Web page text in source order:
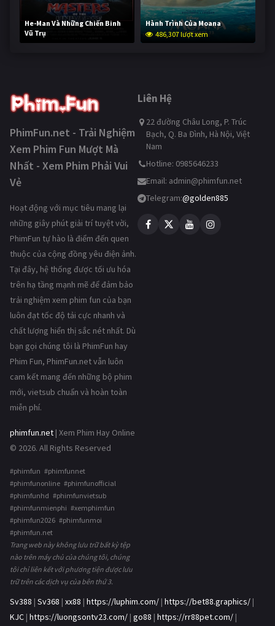
He-Man Và Những Chiến Binh
Vũ Trụ
234,421 lượt xem
Hành Trình Của Moana
486,307 lượt xem
PhimFun.net - Trải Nghiệm
Xem Phim Fun Mượt Mà
Nhất - Xem Phim Phải Vui
Vẻ
Hoạt động với mục tiêu mang lại
những giây phút giải trí tuyệt vời,
PhimFun tự hào là điểm đến quen
thuộc của cộng đồng yêu điện ảnh.
Tại đây, hệ thống được tối ưu hóa
trên hạ tầng mạnh mẽ để đảm bảo
trải nghiệm xem phim fun của bạn
luôn đạt tốc độ tải cực nhanh và
chất lượng hiển thị sắc nét nhất. Dù
bạn gọi chúng tôi là PhimFun hay
Phim Fun, PhimFun.net vẫn luôn
cam kết mang đến những bộ phim
mới, vietsub chuẩn và hoàn toàn
miễn phí.
phimfun.net | Xem Phim Hay Online
© 2026. All Rights Reserved
#phimfun #phimfunnet
#phimfunonline #phimfunofficial
#phimfunhd #phimfunvietsub
#phimfunmienphi #xemphimfun
#phimfun2026 #phimfunmoi
#phimfun.net
Trang web này không lưu trữ bất kỳ tệp
nào trên máy chủ của chúng tôi, chúng
tôi chỉ liên kết với phương tiện được lưu
trữ trên các dịch vụ của bên thứ 3.
Liên Hệ
22 đường Châu Long, P. Trúc
Bạch, Q. Ba Đình, Hà Nội, Việt
Nam
Hotline: 0985646233
Email: admin@phimfun.net
Telegram:@golden885
Sv388 | Sv368 | xx88 | https://luphim.com/ | https://bet88.graphics/ |
KJC | https://luongsontv23.com/ | go88 | https://rr88pet.com/ |